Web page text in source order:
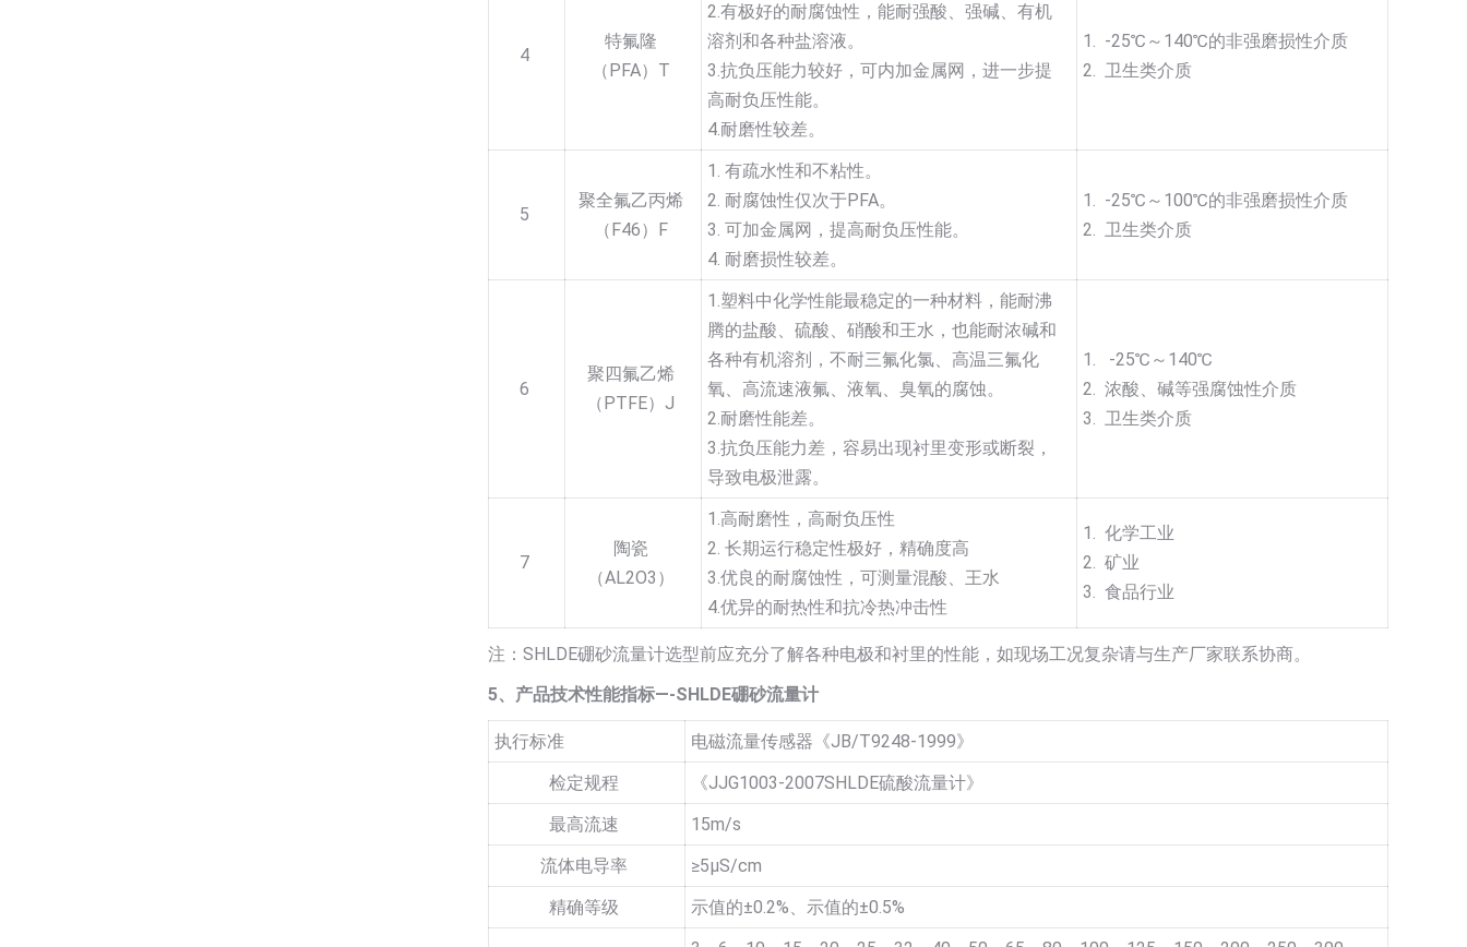
4
特氟隆
（PFA）T
2.有极好的耐腐蚀性，能耐强酸、强碱、有机
溶剂和各种盐溶液。
3.抗负压能力较好，可内加金属网，进一步提
高耐负压性能。
4.耐磨性较差。
1. -25℃～140℃的非强磨损性介质
2. 卫生类介质
5
聚全氟乙丙烯
（F46）F
1. 有疏水性和不粘性。
2. 耐腐蚀性仅次于PFA。
3. 可加金属网，提高耐负压性能。
4. 耐磨损性较差。
1. -25℃～100℃的非强磨损性介质
2. 卫生类介质
6
聚四氟乙烯
（PTFE）J
1.塑料中化学性能最稳定的一种材料，能耐沸
腾的盐酸、硫酸、硝酸和王水，也能耐浓碱和
各种有机溶剂，不耐三氟化氯、高温三氟化
氧、高流速液氟、液氧、臭氧的腐蚀。
2.耐磨性能差。
3.抗负压能力差，容易出现衬里变形或断裂，
导致电极泄露。
1. -25℃～140℃
2. 浓酸、碱等强腐蚀性介质
3. 卫生类介质
7
陶瓷
（AL2O3）
1.高耐磨性，高耐负压性
2. 长期运行稳定性极好，精确度高
3.优良的耐腐蚀性，可测量混酸、王水
4.优异的耐热性和抗冷热冲击性
1. 化学工业
2. 矿业
3. 食品行业
注：SHLDE硼砂流量计选型前应充分了解各种电极和衬里的性能，如现场工况复杂请与生产厂家联系协商。
5、产品技术性能指标—-SHLDE硼砂流量计
执行标准
电磁流量传感器《JB/T9248-1999》
检定规程
《JJG1003-2007SHLDE硫酸流量计》
最高流速
15m/s
流体电导率
≥5µS/cm
精确等级
示值的±0.2%、示值的±0.5%